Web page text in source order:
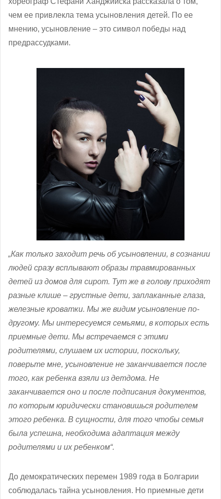
чем ее привлекла тема усыновления детей. По ее
мнению, усыновление – это символ победы над
предрассудками.
„Как только заходит речь об усыновлении, в сознании
людей сразу всплывают образы травмированных
детей из домов для сирот. Тут же в голову приходят
разные клише – грустные дети, заплаканные глаза,
железные кроватки. Мы же видим усыновление по-
другому. Мы интересуемся семьями, в которых есть
приемные дети. Мы встречаемся с этими
родителями, слушаем их истории, поскольку,
поверьте мне, усыновление не заканчивается после
того, как ребенка взяли из детдома. Не
заканчивается оно и после подписания документов,
по которым юридически становишься родителем
этого ребенка. В сущности, для того чтобы семья
была успешна, необходима адаптация между
родителями и их ребенком“.
До демократических перемен 1989 года в Болгарии
соблюдалась тайна усыновления. Но приемные дети